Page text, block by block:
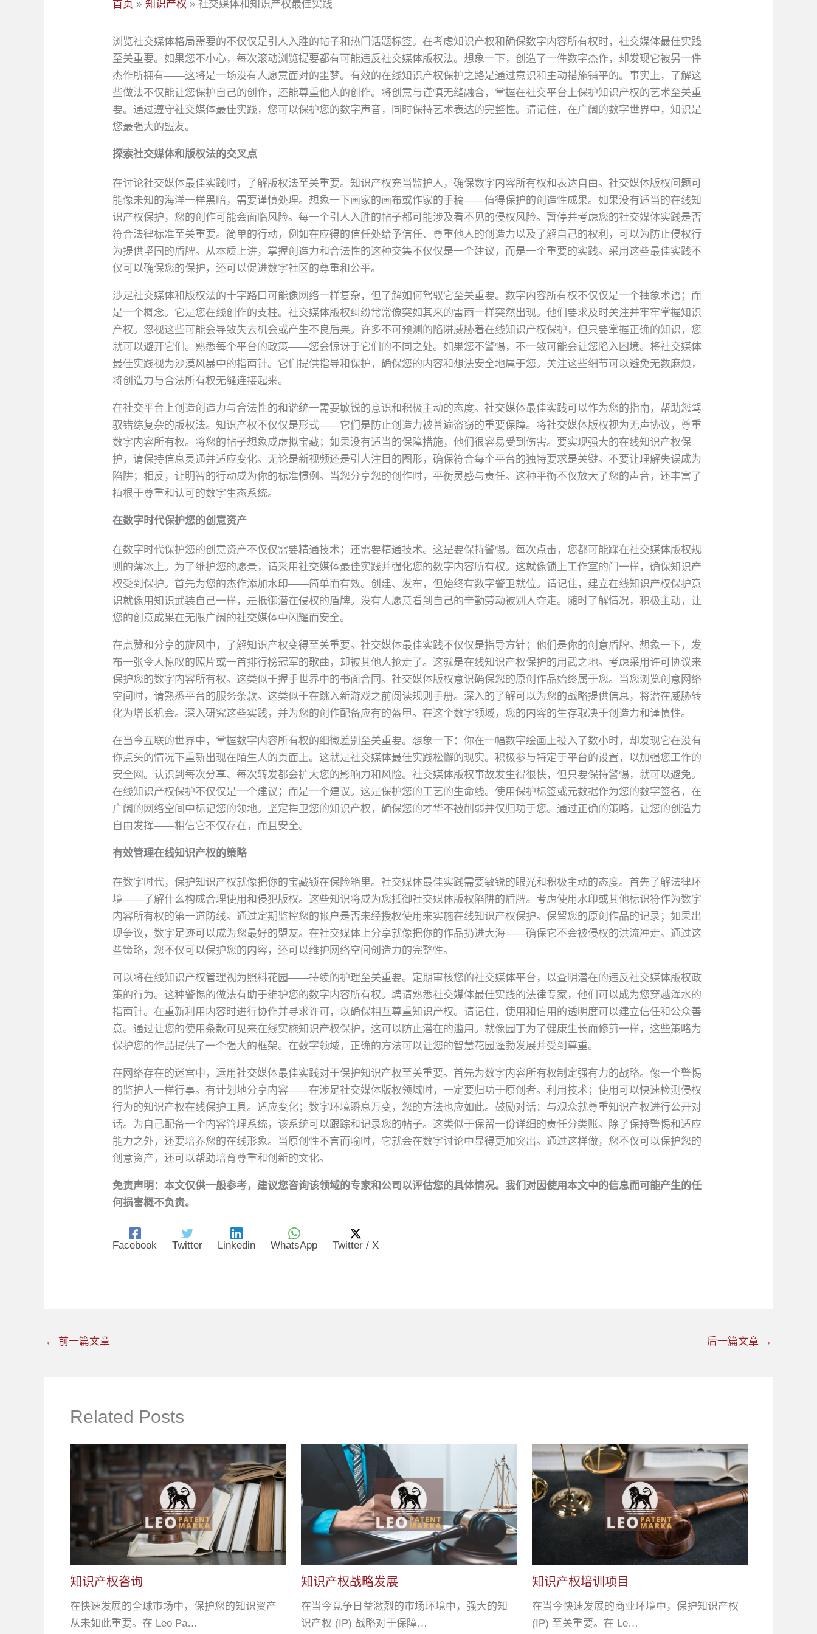
首页 知识产权 社交媒体和知识产权最佳实践
浏览社交媒体格局需要的不仅仅是引人入胜的帖子和热门话题标签。在考虑知识产权和确保数字内容所有权时，社交媒体最佳实践
至关重要。如果您不小心，每次滚动浏览提要都有可能违反社交媒体版权法。想象一下，创造了一件数字杰作，却发现它被另一件
杰作所拥有——这将是一场没有人愿意面对的噩梦。有效的在线知识产权保护之路是通过意识和主动措施铺平的。事实上，了解这
些做法不仅能让您保护自己的创作，还能尊重他人的创作。将创意与谨慎无缝融合，掌握在社交平台上保护知识产权的艺术至关重
要。通过遵守社交媒体最佳实践，您可以保护您的数字声音，同时保持艺术表达的完整性。请记住，在广阔的数字世界中，知识是
您最强大的盟友。
探索社交媒体和版权法的交叉点
在讨论社交媒体最佳实践时，了解版权法至关重要。知识产权充当监护人，确保数字内容所有权和表达自由。社交媒体版权问题可
能像未知的海洋一样黑暗，需要谨慎处理。想象一下画家的画布或作家的手稿——值得保护的创造性成果。如果没有适当的在线知
识产权保护，您的创作可能会面临风险。每一个引人入胜的帖子都可能涉及看不见的侵权风险。暂停并考虑您的社交媒体实践是否
符合法律标准至关重要。简单的行动，例如在应得的信任处给予信任、尊重他人的创造力以及了解自己的权利，可以为防止侵权行
为提供坚固的盾牌。从本质上讲，掌握创造力和合法性的这种交集不仅仅是一个建议，而是一个重要的实践。采用这些最佳实践不
仅可以确保您的保护，还可以促进数字社区的尊重和公平。
涉足社交媒体和版权法的十字路口可能像网络一样复杂，但了解如何驾驭它至关重要。数字内容所有权不仅仅是一个抽象术语；而
是一个概念。它是您在线创作的支柱。社交媒体版权纠纷常常像突如其来的雷雨一样突然出现。他们要求及时关注并牢牢掌握知识
产权。忽视这些可能会导致失去机会或产生不良后果。许多不可预测的陷阱威胁着在线知识产权保护，但只要掌握正确的知识，您
就可以避开它们。熟悉每个平台的政策——您会惊讶于它们的不同之处。如果您不警惕，不一致可能会让您陷入困境。将社交媒体
最佳实践视为沙漠风暴中的指南针。它们提供指导和保护，确保您的内容和想法安全地属于您。关注这些细节可以避免无数麻烦，
将创造力与合法所有权无缝连接起来。
在社交平台上创造创造力与合法性的和谐统一需要敏锐的意识和积极主动的态度。社交媒体最佳实践可以作为您的指南，帮助您驾
驭错综复杂的版权法。知识产权不仅仅是形式——它们是防止创造力被普遍盗窃的重要保障。将社交媒体版权视为无声协议，尊重
数字内容所有权。将您的帖子想象成虚拟宝藏；如果没有适当的保障措施，他们很容易受到伤害。要实现强大的在线知识产权保
护，请保持信息灵通并适应变化。无论是新视频还是引人注目的图形，确保符合每个平台的独特要求是关键。不要让理解失误成为
陷阱；相反，让明智的行动成为你的标准惯例。当您分享您的创作时，平衡灵感与责任。这种平衡不仅放大了您的声音，还丰富了
植根于尊重和认可的数字生态系统。
在数字时代保护您的创意资产
在数字时代保护您的创意资产不仅仅需要精通技术；还需要精通技术。这是要保持警惕。每次点击，您都可能踩在社交媒体版权规
则的薄冰上。为了维护您的愿景，请采用社交媒体最佳实践并强化您的数字内容所有权。这就像锁上工作室的门一样，确保知识产
权受到保护。首先为您的杰作添加水印——简单而有效。创建、发布，但始终有数字警卫就位。请记住，建立在线知识产权保护意
识就像用知识武装自己一样，是抵御潜在侵权的盾牌。没有人愿意看到自己的辛勤劳动被别人夺走。随时了解情况，积极主动，让
您的创意成果在无限广阔的社交媒体中闪耀而安全。
在点赞和分享的旋风中，了解知识产权变得至关重要。社交媒体最佳实践不仅仅是指导方针；他们是你的创意盾牌。想象一下，发
布一张令人惊叹的照片或一首排行榜冠军的歌曲，却被其他人抢走了。这就是在线知识产权保护的用武之地。考虑采用许可协议来
保护您的数字内容所有权。这类似于握手世界中的书面合同。社交媒体版权意识确保您的原创作品始终属于您。当您浏览创意网络
空间时，请熟悉平台的服务条款。这类似于在跳入新游戏之前阅读规则手册。深入的了解可以为您的战略提供信息，将潜在威胁转
化为增长机会。深入研究这些实践，并为您的创作配备应有的盔甲。在这个数字领域，您的内容的生存取决于创造力和谨慎性。
在当今互联的世界中，掌握数字内容所有权的细微差别至关重要。想象一下：你在一幅数字绘画上投入了数小时，却发现它在没有
你点头的情况下重新出现在陌生人的页面上。这就是社交媒体最佳实践松懈的现实。积极参与特定于平台的设置，以加强您工作的
安全网。认识到每次分享、每次转发都会扩大您的影响力和风险。社交媒体版权事故发生得很快，但只要保持警惕，就可以避免。
在线知识产权保护不仅仅是一个建议；而是一个建议。这是保护您的工艺的生命线。使用保护标签或元数据作为您的数字签名，在
广阔的网络空间中标记您的领地。坚定捍卫您的知识产权，确保您的才华不被削弱并仅归功于您。通过正确的策略，让您的创造力
自由发挥——相信它不仅存在，而且安全。
有效管理在线知识产权的策略
在数字时代，保护知识产权就像把你的宝藏锁在保险箱里。社交媒体最佳实践需要敏锐的眼光和积极主动的态度。首先了解法律环
境——了解什么构成合理使用和侵犯版权。这些知识将成为您抵御社交媒体版权陷阱的盾牌。考虑使用水印或其他标识符作为数字
内容所有权的第一道防线。通过定期监控您的帐户是否未经授权使用来实施在线知识产权保护。保留您的原创作品的记录；如果出
现争议，数字足迹可以成为您最好的盟友。在社交媒体上分享就像把你的作品扔进大海——确保它不会被侵权的洪流冲走。通过这
些策略，您不仅可以保护您的内容，还可以维护网络空间创造力的完整性。
可以将在线知识产权管理视为照料花园——持续的护理至关重要。定期审核您的社交媒体平台，以查明潜在的违反社交媒体版权政
策的行为。这种警惕的做法有助于维护您的数字内容所有权。聘请熟悉社交媒体最佳实践的法律专家，他们可以成为您穿越浑水的
指南针。在重新利用内容时进行协作并寻求许可，以确保相互尊重知识产权。请记住，使用和信用的透明度可以建立信任和公众善
意。通过让您的使用条款可见来在线实施知识产权保护，这可以防止潜在的滥用。就像园丁为了健康生长而修剪一样，这些策略为
保护您的作品提供了一个强大的框架。在数字领域，正确的方法可以让您的智慧花园蓬勃发展并受到尊重。
在网络存在的迷宫中，运用社交媒体最佳实践对于保护知识产权至关重要。首先为数字内容所有权制定强有力的战略。像一个警惕
的监护人一样行事。有计划地分享内容——在涉足社交媒体版权领域时，一定要归功于原创者。利用技术；使用可以快速检测侵权
行为的知识产权在线保护工具。适应变化；数字环境瞬息万变，您的方法也应如此。鼓励对话：与观众就尊重知识产权进行公开对
话。为自己配备一个内容管理系统，该系统可以跟踪和记录您的帖子。这类似于保留一份详细的责任分类账。除了保持警惕和适应
能力之外，还要培养您的在线形象。当原创性不言而喻时，它就会在数字讨论中显得更加突出。通过这样做，您不仅可以保护您的
创意资产，还可以帮助培育尊重和创新的文化。
免责声明：本文仅供一般参考，建议您咨询该领域的专家和公司以评估您的具体情况。我们对因使用本文中的信息而可能产生的任
何损害概不负责。
Facebook Twitter Linkedin WhatsApp Twitter / X
← 前一篇文章 后一篇文章 →
Related Posts
知识产权咨询
在快速发展的全球市场中，保护您的知识资产
从未如此重要。在 Leo Pa…
知识产权战略发展
在当今竞争日益激烈的市场环境中，强大的知
识产权 (IP) 战略对于保障…
知识产权培训项目
在当今快速发展的商业环境中，保护知识产权
(IP) 至关重要。在 Le…